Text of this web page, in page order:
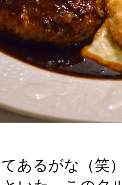
あるがな（笑